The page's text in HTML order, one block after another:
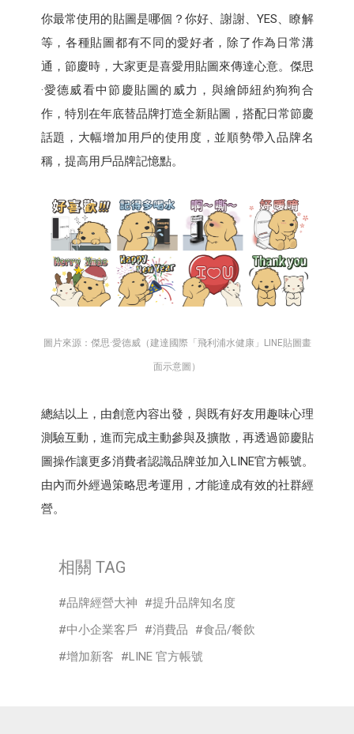
你最常使用的貼圖是哪個？你好、謝謝、YES、瞭解
等，各種貼圖都有不同的愛好者，除了作為日常溝
通，節慶時，大家更是喜愛用貼圖來傳達心意。傑思
·愛德威看中節慶貼圖的威力，與繪師紐約狗狗合
作，特別在年底替品牌打造全新貼圖，搭配日常節慶
話題，大幅增加用戶的使用度，並順勢帶入品牌名
稱，提高用戶品牌記憶點。
圖片來源：傑思·愛德威（建達國際「飛利浦水健康」LINE貼圖畫
面示意圖）
總結以上，由創意內容出發，與既有好友用趣味心理
測驗互動，進而完成主動參與及擴散，再透過節慶貼
圖操作讓更多消費者認識品牌並加入LINE官方帳號。
由內而外經過策略思考運用，才能達成有效的社群經
營。
相關 TAG
品牌經營大神
提升品牌知名度
中小企業客戶
消費品
食品/餐飲
增加新客
LINE 官方帳號